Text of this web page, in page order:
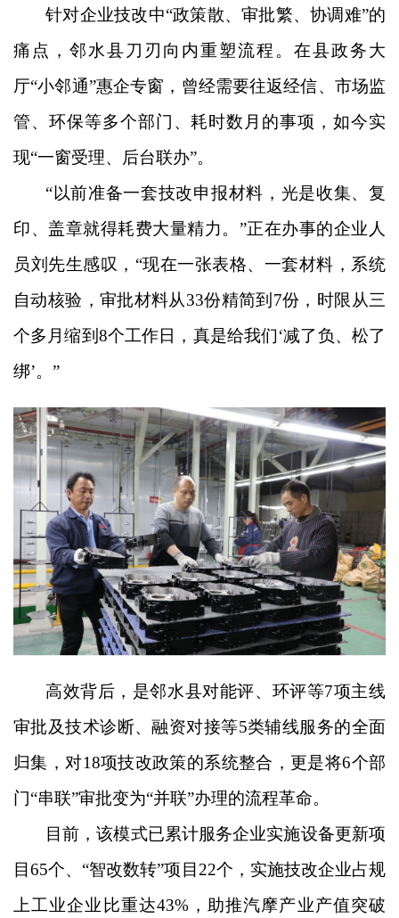
针对企业技改中“政策散、审批繁、协调难”的
痛点，邻水县刀刃向内重塑流程。在县政务大
厅“小邻通”惠企专窗，曾经需要往返经信、市场监
管、环保等多个部门、耗时数月的事项，如今实
现“一窗受理、后台联办”。
“以前准备一套技改申报材料，光是收集、复
印、盖章就得耗费大量精力。”正在办事的企业人
员刘先生感叹，“现在一张表格、一套材料，系统
自动核验，审批材料从33份精简到7份，时限从三
个多月缩到8个工作日，真是给我们‘减了负、松了
绑’。”
高效背后，是邻水县对能评、环评等7项主线
审批及技术诊断、融资对接等5类辅线服务的全面
归集，对18项技改政策的系统整合，更是将6个部
门“串联”审批变为“并联”办理的流程革命。
目前，该模式已累计服务企业实施设备更新项
目65个、“智改数转”项目22个，实施技改企业占规
上工业企业比重达43%，助推汽摩产业产值突破